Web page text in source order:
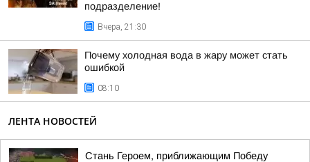
подразделение!
Вчера, 21:30
Почему холодная вода в жару может стать
ошибкой
08:10
ЛЕНТА НОВОСТЕЙ
Стань Героем, приближающим Победу